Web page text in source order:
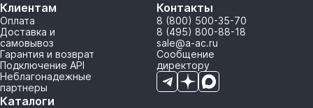
Клиентам
Оплата
Доставка и
самовывоз
Гарантия и возврат
Подключение API
Неблагонадежные
партнеры
Каталоги
Контакты
8 (800) 500-35-70
8 (495) 800-88-18
sale@a-ac.ru
Сообщение
директору